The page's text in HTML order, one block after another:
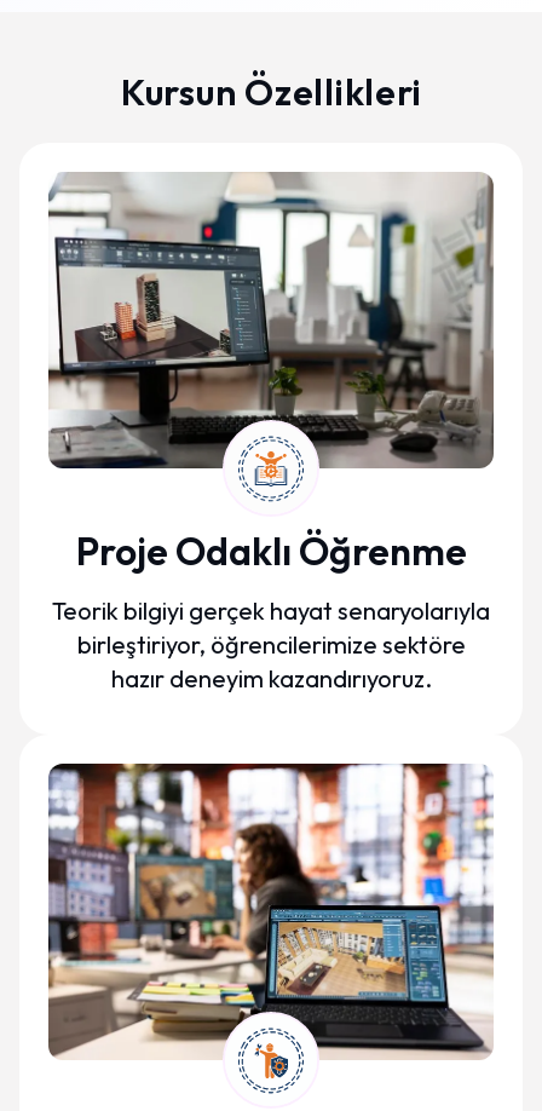
Kursun Özellikleri
Proje Odaklı Öğrenme
Teorik bilgiyi gerçek hayat senaryolarıyla
birleştiriyor, öğrencilerimize sektöre
hazır deneyim kazandırıyoruz.